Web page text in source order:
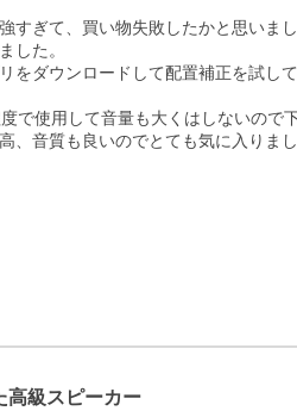
すぎて、買い物失敗したかと思いま
した。
をダウンロードして配置補正を試し
で使用して音量も大くはしないので
高級スピーカー